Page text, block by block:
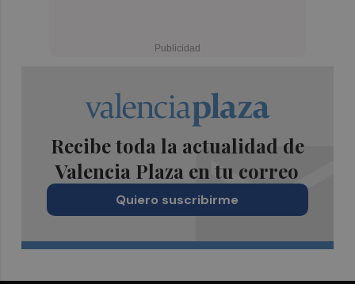
Recibe toda la actualidad de
Valencia Plaza en tu correo
Quiero suscribirme